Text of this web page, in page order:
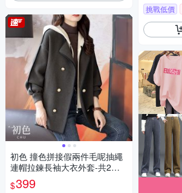
初色 撞色拼接假兩件毛呢抽繩
連帽拉鍊長袖大衣外套-共2色-3
1381(M-2XL可選)
$399
挑戰低價